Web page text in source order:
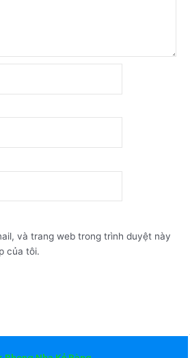
và trang web trong trình duyệt này
của tôi.